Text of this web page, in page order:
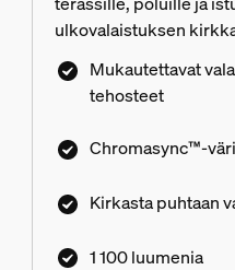
ulkovalaistuksen
valosta kaikissa
Mukautettavat
tehosteet luovat
ulkoilmahetkeen.
valonauha tavalliseen
olemassa olevaan
Mukautettavat
tehosteet
Chromasync™-
Kirkasta puhtaan
1 100 luumenia